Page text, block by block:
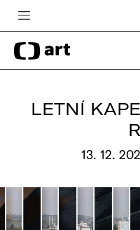
Česká televize
Zpravodajství
LETNÍ
13. 12.